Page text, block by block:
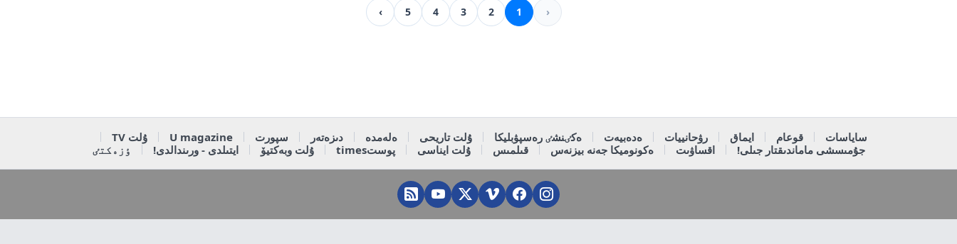
‹
1
2
3
4
5
›
ساياسات قوعام ايماق رۋحانييات ەدەبيەت ەكٸنشٸ رەسپۋبليكا ۇلت تاريحى ەلەمدە دىزەتەر سپورت U magazine
ۇلت TV
جۇمىسشى ماماندىقتار جىلى!
اقساۋىت ەكونوميكا جەنە بيزنەس قىلمىس ۇلت ايناسى پوستtimes ۇلت وبەكتيۆ ايتىلدى - ورىندالدى! ٶزەكتٸ